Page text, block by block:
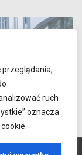
przeglądania,
ruch
oznacza